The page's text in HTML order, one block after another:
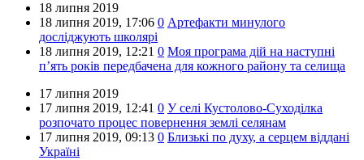
18 липня 2019
18 липня 2019, 17:06 0 Артефакти минулого
досліджують школярі
18 липня 2019, 12:21 0 Моя програма дій на наступні
п’ять років передбачена для кожного району та селища
17 липня 2019
17 липня 2019, 12:41 0 У селі Кустолово-Суходілка
розпочато процес повернення землі селянам
17 липня 2019, 09:13 0 Близькі по духу, а серцем віддані
Україні